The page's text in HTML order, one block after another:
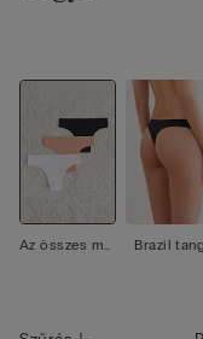
Az összes me
Brazil